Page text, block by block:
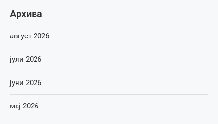
Архива
август 2026
јули 2026
јуни 2026
мај 2026